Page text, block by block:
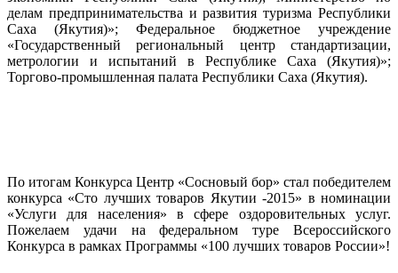
делам предпринимательства и развития туризма Республики
Саха (Якутия)»; Федеральное бюджетное учреждение
«Государственный региональный центр стандартизации,
метрологии и испытаний в Республике Саха (Якутия)»;
Торгово-промышленная палата Республики Саха (Якутия).
По итогам Конкурса Центр «Сосновый бор» стал победителем
конкурса «Сто лучших товаров Якутии -2015» в номинации
«Услуги для населения» в сфере оздоровительных услуг.
Пожелаем удачи на федеральном туре Всероссийского
Конкурса в рамках Программы «100 лучших товаров России»!